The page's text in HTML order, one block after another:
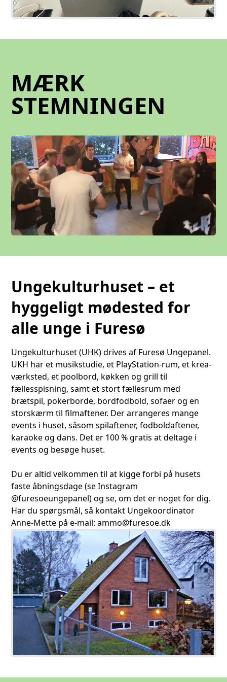
MÆRK
STEMNINGEN
Ungekulturhuset – et
hyggeligt mødested for
alle unge i Furesø
Ungekulturhuset (UHK) drives af Furesø Ungepanel.
UKH har et musikstudie, et PlayStation-rum, et krea-
værksted, et poolbord, køkken og grill til
fællesspisning, samt et stort fællesrum med
brætspil, pokerborde, bordfodbold, sofaer og en
storskærm til filmaftener. Der arrangeres mange
events i huset, såsom spilaftener, fodboldaftener,
karaoke og dans. Det er 100 % gratis at deltage i
events og besøge huset.
Du er altid velkommen til at kigge forbi på husets
faste åbningsdage (se Instagram
@furesoeungepanel) og se, om det er noget for dig.
Har du spørgsmål, så kontakt Ungekoordinator
Anne-Mette på e-mail: ammo@furesoe.dk